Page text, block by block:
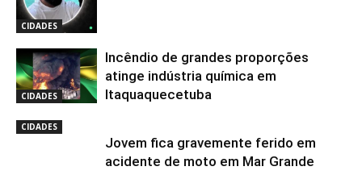
CIDADES
CIDADES
Incêndio de grandes proporções
atinge indústria química em
Itaquaquecetuba
CIDADES
Jovem fica gravemente ferido em
acidente de moto em Mar Grande